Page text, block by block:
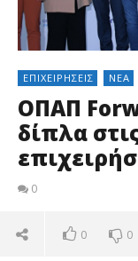
ΕΠΙΧΕΙΡΉΣΕΙΣ ΝΈΑ
ΟΠΑΠ
δίπλα
0
0 0